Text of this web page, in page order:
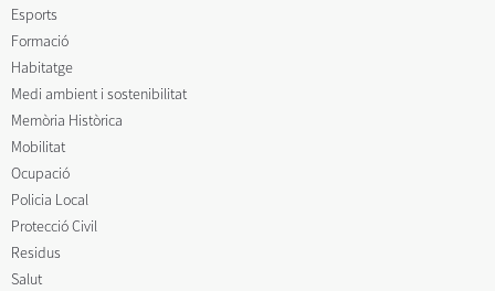
Esports
Formació
Habitatge
Medi ambient i sostenibilitat
Memòria Històrica
Mobilitat
Ocupació
Policia Local
Protecció Civil
Residus
Salut